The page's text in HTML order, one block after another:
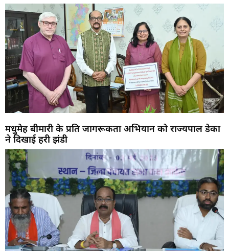
मधुमेह बीमारी के प्रति जागरूकता अभियान को राज्यपाल डेका
ने दिखाई हरी झंडी